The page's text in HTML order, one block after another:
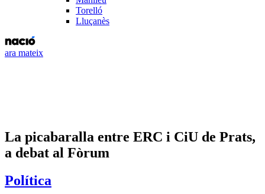
Torelló
Lluçanès
ara mateix
La picabaralla entre ERC i CiU de Prats,
a debat al Fòrum
Política